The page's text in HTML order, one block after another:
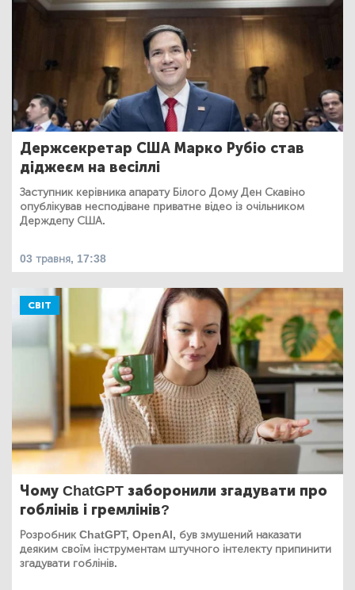
Держсекретар США Марко Рубіо став
діджеєм на весіллі
Заступник керівника апарату Білого Дому Ден Скавіно
опублікував несподіване приватне відео із очільником
Держдепу США.
03 травня, 17:38
СВІТ
Чому ChatGPT заборонили згадувати про
гоблінів і гремлінів?
Розробник ChatGPT, OpenAI, був змушений наказати
деяким своїм інструментам штучного інтелекту припинити
згадувати гоблінів.